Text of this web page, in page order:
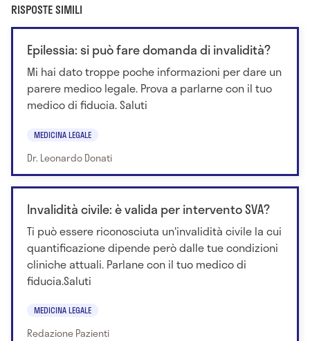
RISPOSTE SIMILI
Epilessia: si può fare domanda di invalidità?
Mi hai dato troppe poche informazioni per dare un
parere medico legale. Prova a parlarne con il tuo
medico di fiducia. Saluti
MEDICINA LEGALE
Dr. Leonardo Donati
Invalidità civile: è valida per intervento SVA?
Ti può essere riconosciuta un'invalidità civile la cui
quantificazione dipende però dalle tue condizioni
cliniche attuali. Parlane con il tuo medico di
fiducia.Saluti
MEDICINA LEGALE
Redazione Pazienti